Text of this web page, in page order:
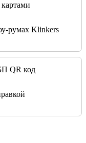
румах Klinkers
QR код